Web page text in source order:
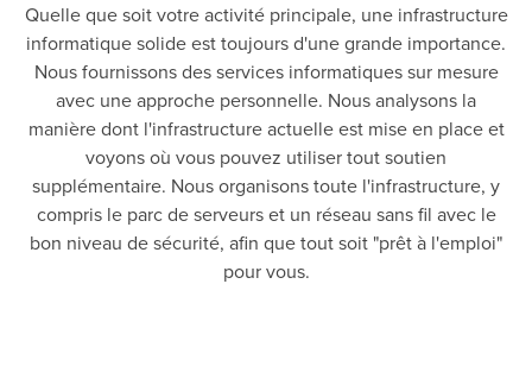
Quelle que soit votre activité principale, une infrastructure
informatique solide est toujours d'une grande importance.
Nous fournissons des services informatiques sur mesure
avec une approche personnelle. Nous analysons la
manière dont l'infrastructure actuelle est mise en place et
voyons où vous pouvez utiliser tout soutien
supplémentaire. Nous organisons toute l'infrastructure, y
compris le parc de serveurs et un réseau sans fil avec le
bon niveau de sécurité, afin que tout soit "prêt à l'emploi"
pour vous.